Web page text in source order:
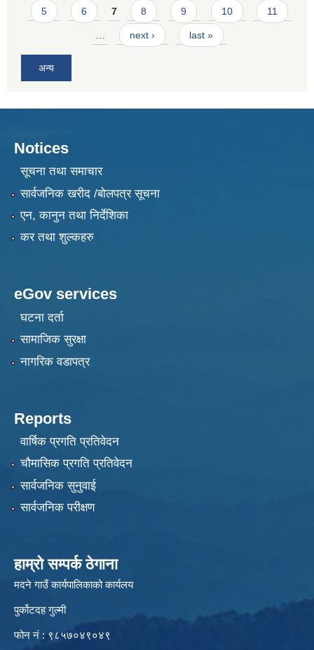
5 6 7 8 9 10 11
… next › last »
अन्य
Notices
सूचना तथा समाचार
सार्वजनिक खरीद /बोलपत्र सूचना
एन, कानुन तथा निर्देशिका
कर तथा शुल्कहरु
eGov services
घटना दर्ता
सामाजिक सुरक्षा
नागरिक वडापत्र
Reports
वार्षिक प्रगति प्रतिवेदन
चौमासिक प्रगति प्रतिवेदन
सार्वजनिक सुनुवाई
सार्वजनिक परीक्षण
हाम्रो सम्पर्क ठेगाना
मदने गाउँ कार्यपालिकाको कार्यलय
पुर्कोटदह गुल्मी
फोन नं : ९८५७०४९०४९